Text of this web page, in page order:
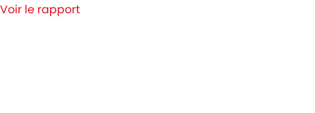
Voir le rapport